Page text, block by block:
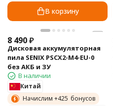
В корзину
8 490₽
Дисковая аккумуляторная
пила SENIX PSCX2-M4-EU-0
без АКБ и ЗУ
В наличии
Китай
Начислим +425 бонусов